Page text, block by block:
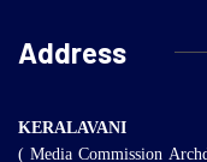
Address
KERALAVANI
( Media Commission